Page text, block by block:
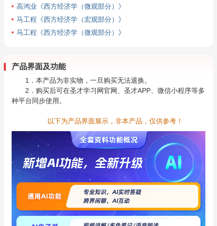
高鸿业《西方经济学（微观部分）》
马工程《西方经济学（宏观部分）》
马工程《西方经济学（微观部分）》
产品界面及功能
1．本产品为非实物，一旦购买无法退换。
2．购买后可在圣才学习网官网、圣才APP、微信小程序等多
种平台同步使用。
以下为产品界面展示，非本产品，仅供参考！